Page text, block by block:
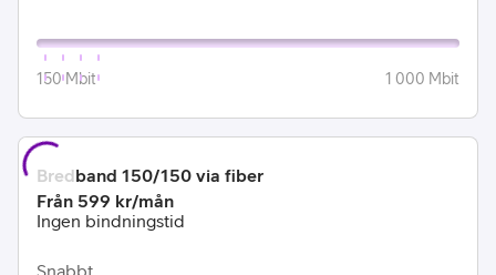
150 Mbit 1 000 Mbit
Bredband 150/150 via fiber
Pris:
Från 599 kr/mån.
Ingen bindningstid
Snabbt